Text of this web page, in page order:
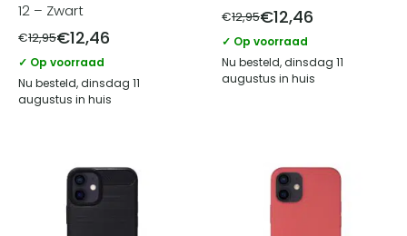
12 – Zwart
€12,95€12,46
✓ Op voorraad
Nu besteld, dinsdag 11
augustus in huis
€12,95€12,46
✓ Op voorraad
Nu besteld, dinsdag 11
augustus in huis